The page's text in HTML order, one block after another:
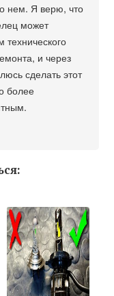
нем. Я верю, что
может
технического
и через
сделать этот
более